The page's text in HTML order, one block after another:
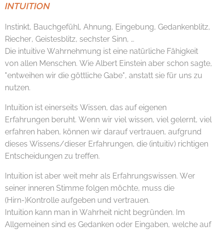
INTUITION
Instinkt, Bauchgefühl, Ahnung, Eingebung, Gedankenblitz,
Riecher, Geistesblitz, sechster Sinn, …
Die intuitive Wahrnehmung ist eine natürliche Fähigkeit
von allen Menschen. Wie Albert Einstein aber schon sagte,
"entweihen wir die göttliche Gabe", anstatt sie für uns zu
nutzen.
Intuition ist einerseits Wissen, das auf eigenen
Erfahrungen beruht. Wenn wir viel wissen, viel gelernt, viel
erfahren haben, können wir darauf vertrauen, aufgrund
dieses Wissens/dieser Erfahrungen, die (intuitiv) richtigen
Entscheidungen zu treffen.
Intuition ist aber weit mehr als Erfahrungswissen. Wer
seiner inneren Stimme folgen möchte, muss die
(Hirn-)Kontrolle aufgeben und vertrauen.
Intuition kann man in Wahrheit nicht begründen. Im
Allgemeinen sind es Gedanken oder Eingaben, welche auf